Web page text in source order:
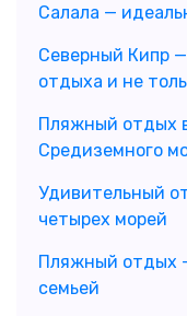
Салала —
Северный Кипр
отдыха и не
Пляжный отдых
Средиземного
Удивительный
четырех морей
Пляжный отдых
семьей